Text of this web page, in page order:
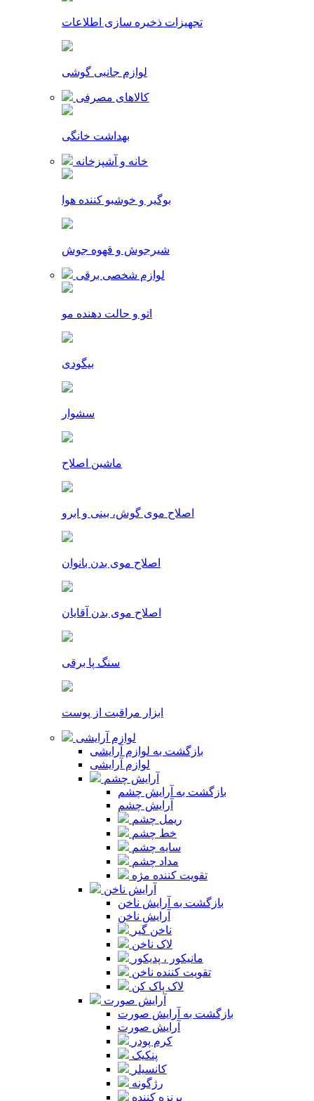
تجهیزات ذخیره سازی اطلاعات
لوازم جانبی گوشی
کالاهای مصرفی
بهداشت خانگی
خانه و آشپزخانه
بوگیر و خوشبو کننده هوا
شیرجوش و قهوه جوش
لوازم شخصی برقی
اتو و حالت دهنده مو
بیگودی
سشوار
ماشین اصلاح
اصلاح موی گوش، بینی و ابرو
اصلاح موی بدن بانوان
اصلاح موی بدن آقایان
سنگ پا برقی
ابزار مراقبت از پوست
لوازم آرایشی
بازگشت به لوازم آرایشی
لوازم آرایشی
آرایش چشم
بازگشت به آرایش چشم
آرایش چشم
ریمل چشم
خط چشم
سایه چشم
مداد چشم
تقویت کننده مژه
آرایش ناخن
بازگشت به آرایش ناخن
آرایش ناخن
ناخن گیر
لاک ناخن
مانیکور ، پدیکور
تقویت کننده ناخن
لاک پاک کن
آرایش صورت
بازگشت به آرایش صورت
آرایش صورت
کرم پودر
پنکیک
کانسیلر
رژگونه
برنزه کننده